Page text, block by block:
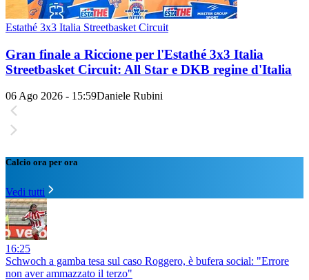
Estathé 3x3 Italia Streetbasket Circuit
Gran finale a Riccione per l'Estathé 3x3 Italia
Streetbasket Circuit: All Star e DKB regine d'Italia
06 Ago 2026 - 15:59Daniele Rubini
Calcio ora per ora
Vedi tutti
16:25
Schwoch a gamba tesa sul caso Roggero, è bufera social: "Errore
non aver ammazzato il terzo"